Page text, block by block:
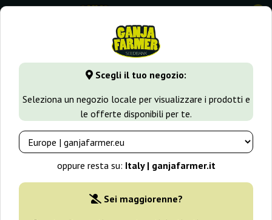
Scegli il tuo negozio:
Seleziona un negozio locale per visualizzare i prodotti e
le offerte disponibili per te.
oppure resta su: Italy | ganjafarmer.it
Sei maggiorenne?
0
GanjaFarmer.it Tipi di Semi Semi Sativa Acid Dough